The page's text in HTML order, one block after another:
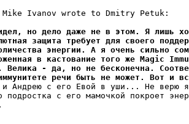
Ivanov wrote to Dmitry Petuk:
но дело даже не в этом. Я лишь
защита требует для своего
энергии. А я очень сильно
в кастование того же Magic
Велика - да, но не бесконечна.
речи быть не может. Вот и
и Андрею с его Евой в уши... Не верю
подростка с его мамочкой покроет